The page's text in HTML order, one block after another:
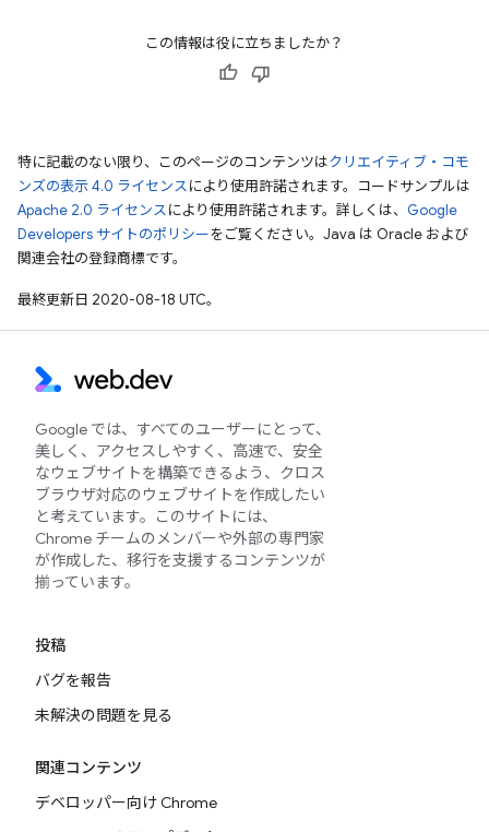
この情報は役に立ちましたか？
特に記載のない限り、このページのコンテンツはクリエイティブ・コモ
ンズの表示 4.0 ライセンスにより使用許諾されます。コードサンプルは
Apache 2.0 ライセンスにより使用許諾されます。詳しくは、 Google
Developers サイトのポリシーをご覧ください。Java は Oracle および
関連会社の登録商標です。
最終更新日 2020-08-18 UTC。
Google では、すべてのユーザーにとって、
美しく、アクセスしやすく、高速で、安全
なウェブサイトを構築できるよう、クロス
ブラウザ対応のウェブサイトを作成したい
と考えています。このサイトには、
Chrome チームのメンバーや外部の専門家
が作成した、移行を支援するコンテンツが
揃っています。
投稿
バグを報告
未解決の問題を見る
関連コンテンツ
デベロッパー向け Chrome